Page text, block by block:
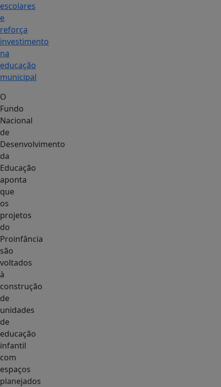
escolares
e
reforça
investimento
na
educação
municipal
O
Fundo
Nacional
de
Desenvolvimento
da
Educação
aponta
que
os
projetos
do
Proinfância
são
voltados
à
construção
de
unidades
de
educação
infantil
com
espaços
planejados